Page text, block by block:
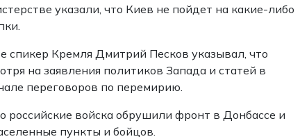
указали, что Киев не пойдет на какие-либо
спикер Кремля Дмитрий Песков указывал, что
на заявления политиков Запада и статей в
переговоров по перемирию.
войска обрушили фронт в Донбассе и
пункты и бойцов.